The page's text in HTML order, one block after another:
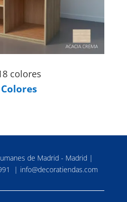
colores
de Madrid - Madrid |
| info@decoratiendas.com